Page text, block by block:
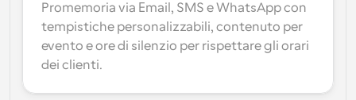
Promemoria via Email, SMS e WhatsApp con
tempistiche personalizzabili, contenuto per
evento e ore di silenzio per rispettare gli orari
dei clienti.